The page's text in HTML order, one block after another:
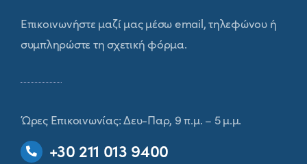
Επικοινωνήστε μαζί μας μέσω email, τηλεφώνου ή
συμπληρώστε τη σχετική φόρμα.
Ώρες Επικοινωνίας: Δευ-Παρ, 9 π.μ. – 5 μ.μ.
+30 211 013 9400